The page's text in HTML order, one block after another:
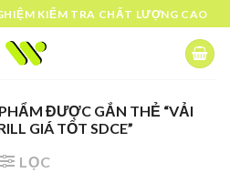
KIỂM TRA CHẤT LƯỢNG CAO
ĐƯỢC GẮN THẺ “VẢI
GIÁ TỐT SDCE”
LỌC